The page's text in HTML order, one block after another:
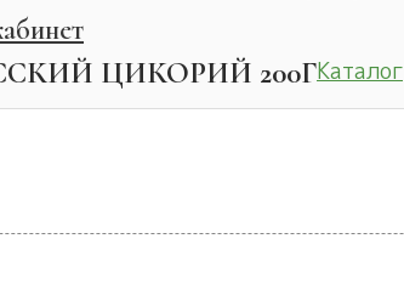
ЦИКОРИЙ 200ГКаталог